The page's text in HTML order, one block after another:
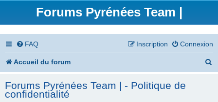
Forums Pyrénées Team |
FAQ Connexion
Inscription
Accueil du forum
Forums Pyrénées Team | - Politique de
confidentialité